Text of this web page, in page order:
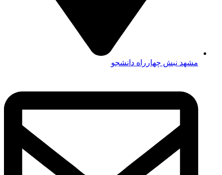
مشهد نبش چهارراه دانشجو